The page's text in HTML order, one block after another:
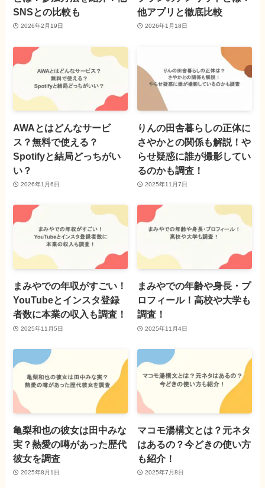
SNSとの比較も
2026年2月19日
他アプリと徹底比較
2026年1月18日
AWAとはどんなサービ
ス？無料で使える？
Spotifyと結局どっちがい
い？
2026年1月6日
りんの田舎暮らしの正体に
さやかとの関係も解説！や
らせ疑惑に誰が撮影してい
るのかも調査！
2025年11月7日
まみやでの年収がすごい！
YouTubeとインスタ登録
者数に本業の収入も調査！
2025年11月5日
まみやでの年齢や身長・プ
ロフィール！高校や大学も
調査！
2025年11月4日
亀梨和也の彼女は田中みな
実？熱愛の噂があった歴代
彼女を調査
2025年8月1日
マコモ湯構文とは？元ネタ
はあるの？今どきの使い方
も紹介！
2025年7月8日